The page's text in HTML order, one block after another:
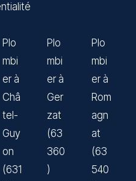
Plo
mbi
er à
Châ
tel-
Guy
on
(631
Plo
mbi
er à
Ger
zat
(63
360
)
Plo
mbi
er à
Rom
agn
at
(63
540